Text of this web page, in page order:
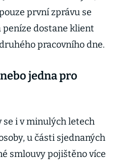
první zprávu se
peníze dostane klient
pracovního dne.
jedna pro
se i v minulých letech
u části sjednaných
smlouvy pojištěno více